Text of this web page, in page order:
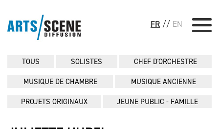
FR // EN
TOUS SOLISTES CHEF D'ORCHESTRE
MUSIQUE DE CHAMBRE MUSIQUE ANCIENNE
PROJETS ORIGINAUX JEUNE PUBLIC - FAMILLE